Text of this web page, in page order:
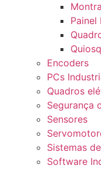
Painel
Encoders
PCs
Quadros
Segurança
Sensores
Sistemas
Software